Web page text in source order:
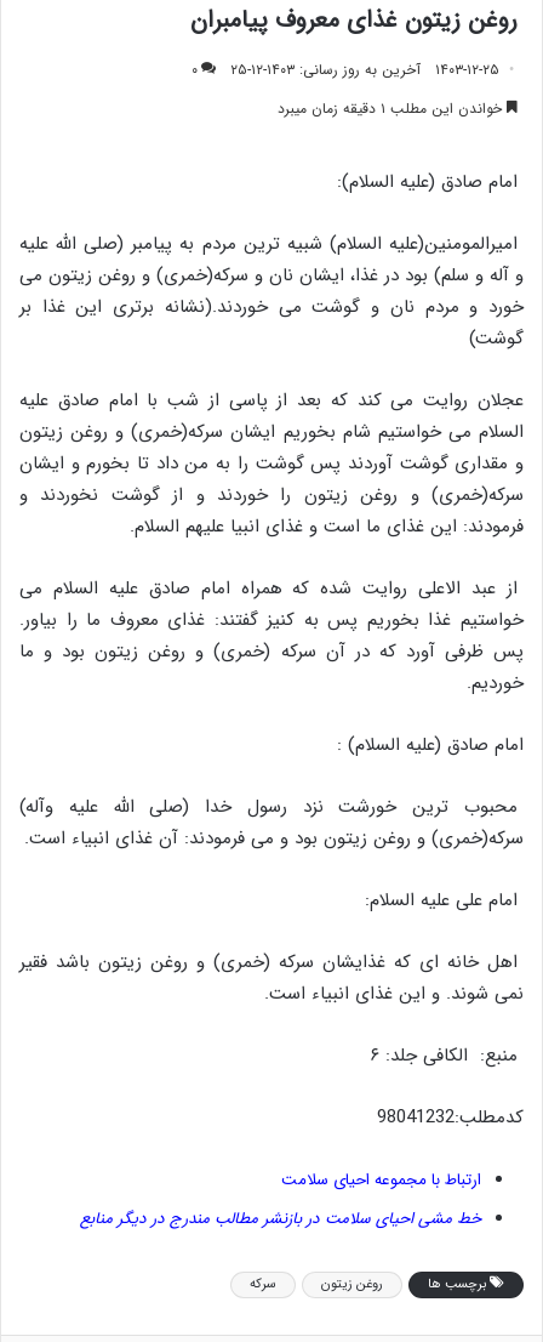
روغن زیتون غذای معروف پیامبران
۱۴۰۳-۱۲-۲۵ آخرین به روز رسانی: ۱۴۰۳-۱۲-۲۵
۰
خواندن این مطلب ۱ دقیقه زمان میبرد
امام صادق (علیه السلام):
امیرالمومنین(علیه السلام) شبیه ترین مردم به پیامبر (صلی الله علیه
و آله و سلم) بود در غذا، ایشان نان و سرکه(خمری) و روغن زیتون می
خورد و مردم نان و گوشت می خوردند.(نشانه برتری این غذا بر
گوشت)
عجلان روایت می کند که بعد از پاسی از شب با امام صادق علیه
السلام می خواستیم شام بخوریم ایشان سرکه(خمری) و روغن زیتون
و مقداری گوشت آوردند پس گوشت را به من داد تا بخورم و ایشان
سرکه(خمری) و روغن زیتون را خوردند و از گوشت نخوردند و
فرمودند: این غذای ما است و غذای انبیا علیهم السلام.
از عبد الاعلی روایت شده که همراه امام صادق علیه السلام می
خواستیم غذا بخوریم پس به کنیز گفتند: غذای معروف ما را بیاور.
پس ظرفی آورد که در آن سرکه (خمری) و روغن زیتون بود و ما
خوردیم.
امام صادق (علیه السلام) :
محبوب ترین خورشت نزد رسول خدا (صلى الله علیه وآله)
سرکه(خمری) و روغن زیتون بود و می فرمودند: آن غذای انبیاء است.
امام علی علیه السلام:
اهل خانه ای که غذایشان سرکه (خمری) و روغن زیتون باشد فقیر
نمی شوند. و این غذای انبیاء است.
منبع: الکافی ‏جلد: ۶
کدمطلب:98041232
ارتباط با مجموعه احیای سلامت
خط مشی احیای سلامت در بازنشر مطالب مندرج در دیگر منابع
برچسب ها روغن زیتون سرکه